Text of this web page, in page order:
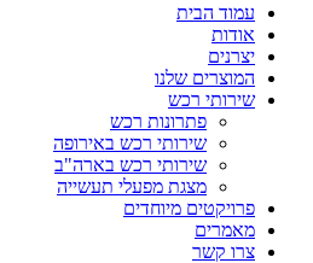
עמוד הבית
אודות
יצרנים
המוצרים שלנו
שירותי רכש
פתרונות רכש
שירותי רכש באירופה
שירותי רכש בארה"ב
מצגת מפעלי תעשייה
פרויקטים מיוחדים
מאמרים
צרו קשר